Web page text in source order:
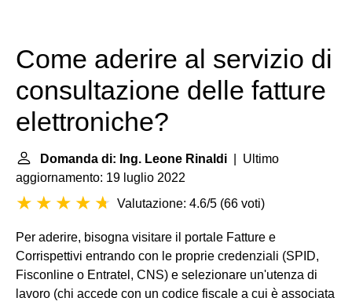
Come aderire al servizio di
consultazione delle fatture
elettroniche?
Domanda di: Ing. Leone Rinaldi | Ultimo
aggiornamento: 19 luglio 2022
Valutazione: 4.6/5 (66 voti)
Per aderire, bisogna visitare il portale Fatture e
Corrispettivi entrando con le proprie credenziali (SPID,
Fisconline o Entratel, CNS) e selezionare un'utenza di
lavoro (chi accede con un codice fiscale a cui è associata